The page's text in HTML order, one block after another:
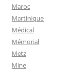
Maroc
Martinique
Médical
Mémorial
Metz
Mine